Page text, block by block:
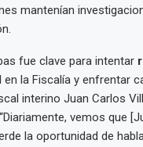
mantenían
fue clave para intentar
en la Fiscalía y enfrentar
interino Juan Carlos
vemos que
la oportunidad de